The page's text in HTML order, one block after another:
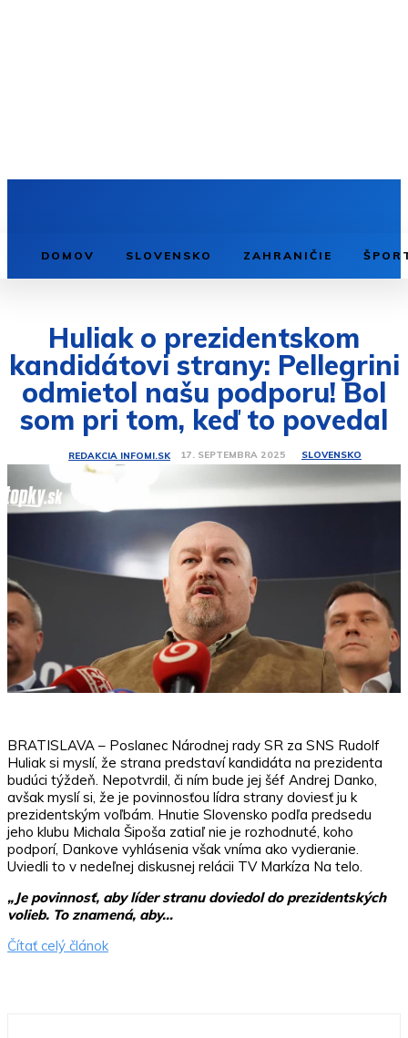
DOMOV SLOVENSKO ZAHRANIČIE
Huliak o prezidentskom
kandidátovi strany: Pellegrini
odmietol našu podporu! Bol
som pri tom, keď to povedal
REDAKCIA INFOMI.SK 17. SEPTEMBRA 2025 SLOVENSKO
BRATISLAVA – Poslanec Národnej rady SR za SNS Rudolf
Huliak si myslí, že strana predstaví kandidáta na prezidenta
budúci týždeň. Nepotvrdil, či ním bude jej šéf Andrej Danko,
avšak myslí si, že je povinnosťou lídra strany doviesť ju k
prezidentským voľbám. Hnutie Slovensko podľa predsedu
jeho klubu Michala Šipoša zatiaľ nie je rozhodnuté, koho
podporí, Dankove vyhlásenia však vníma ako vydieranie.
Uviedli to v nedeľnej diskusnej relácii TV Markíza Na telo.
„Je povinnosť, aby líder stranu doviedol do prezidentských
volieb. To znamená, aby…
Čítať celý článok